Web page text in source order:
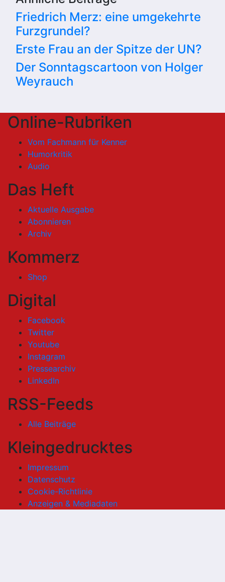
Friedrich Merz: eine umgekehrte
Furzgrundel?
Erste Frau an der Spitze der UN?
Der Sonntagscartoon von Holger
Weyrauch
Online-Rubriken
Vom Fachmann für Kenner
Humorkritik
Audio
Das Heft
Aktuelle Ausgabe
Abonnieren
Archiv
Kommerz
Shop
Digital
Facebook
Twitter
Youtube
Instagram
Pressearchiv
LinkedIn
RSS-Feeds
Alle Beiträge
Kleingedrucktes
Impressum
Datenschutz
Cookie-Richtlinie
Anzeigen & Mediadaten